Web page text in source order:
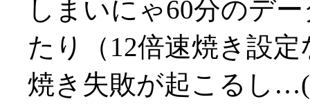
しまいにゃ60分のデ
たり（12倍速焼き設
焼き失敗が起こるし